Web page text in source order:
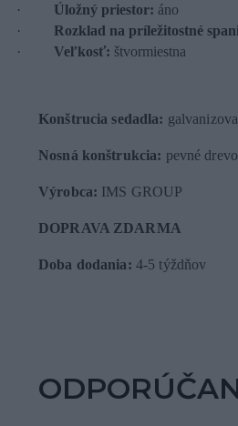
· Úložný priestor: áno
· Rozklad na príležitostné
· Veľkosť: štvormiestna
Konštrucia sedadla:
Nosná konštrukcia: pevné drevo
Výrobca: IMS GROUP
DOPRAVA ZDARMA
Doba dodania: 4-5 týždňov